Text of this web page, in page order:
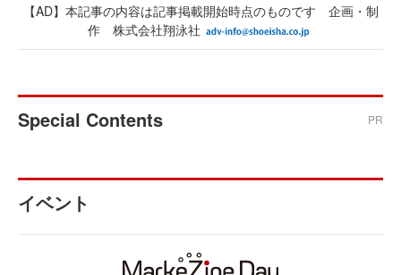
【AD】本記事の内容は記事掲載開始時点のものです 企画・制
作 株式会社翔泳社
Special Contents PR
イベント